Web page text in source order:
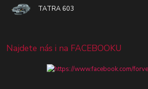
TATRA 603
Najdete nás i na FACEBOOKU